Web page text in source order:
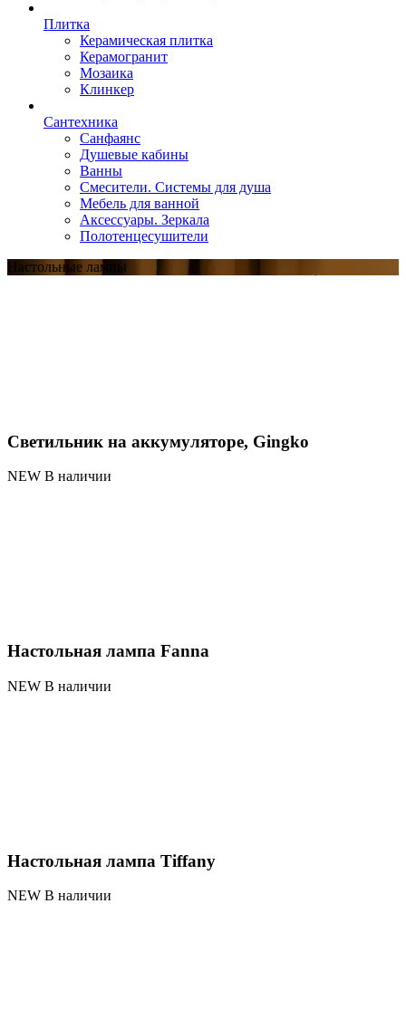
Плитка
Керамическая плитка
Керамогранит
Мозаика
Клинкер
Сантехника
Санфаянс
Душевые кабины
Ванны
Смесители. Системы для душа
Мебель для ванной
Аксессуары. Зеркала
Полотенцесушители
Настольные лампы
Светильник на аккумуляторе, Gingko
NEW В наличии
Настольная лампа Fanna
NEW В наличии
Настольная лампа Tiffany
NEW В наличии